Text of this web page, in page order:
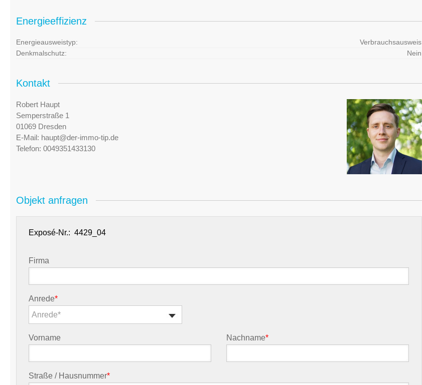
Energieeffizienz
Energieausweistyp:
Verbrauchsausweis
Denkmalschutz:
Nein
Kontakt
Robert Haupt
Semperstraße 1
01069 Dresden
E-Mail: haupt@der-immo-tip.de
Telefon: 0049351433130
Objekt anfragen
Exposé-Nr.:
Firma
Anrede*
Anrede*
Vorname Nachname*
Straße / Hausnummer*